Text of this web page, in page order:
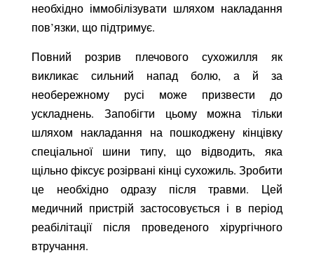
необхідно іммобілізувати шляхом накладання
пов’язки, що підтримує.
Повний розрив плечового сухожилля як
викликає сильний напад болю, а й за
необережному русі може призвести до
ускладнень. Запобігти цьому можна тільки
шляхом накладання на пошкоджену кінцівку
спеціальної шини типу, що відводить, яка
щільно фіксує розірвані кінці сухожиль. Зробити
це необхідно одразу після травми. Цей
медичний пристрій застосовується і в період
реабілітації після проведеного хірургічного
втручання.